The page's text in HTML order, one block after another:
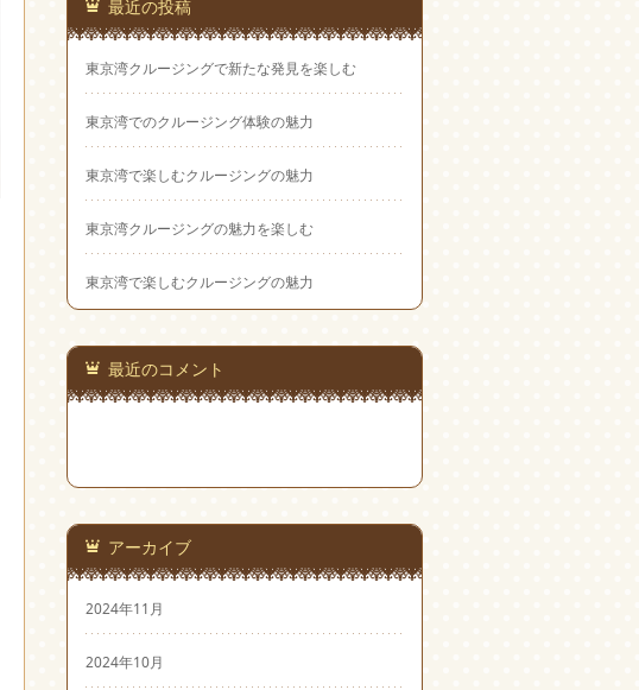
最近の投稿
東京湾クルージングで新たな発見を楽しむ
東京湾でのクルージング体験の魅力
東京湾で楽しむクルージングの魅力
東京湾クルージングの魅力を楽しむ
東京湾で楽しむクルージングの魅力
最近のコメント
アーカイブ
2024年11月
2024年10月